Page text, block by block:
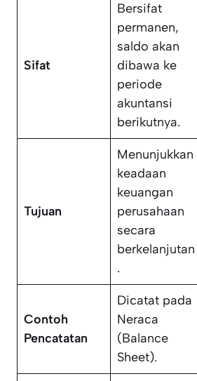
Sifat
Bersifat
permanen,
saldo akan
dibawa ke
periode
akuntansi
berikutnya.
Tujuan
Menunjukkan
keadaan
keuangan
perusahaan
secara
berkelanjutan
.
Contoh
Pencatatan
Dicatat pada
Neraca
(Balance
Sheet).